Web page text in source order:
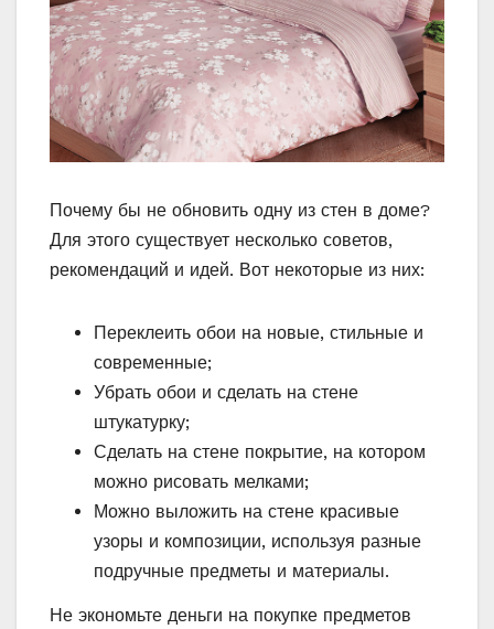
Почему бы не обновить одну из стен в доме?
Для этого существует несколько советов,
рекомендаций и идей. Вот некоторые из них:
Переклеить обои на новые, стильные и
современные;
Убрать обои и сделать на стене
штукатурку;
Сделать на стене покрытие, на котором
можно рисовать мелками;
Можно выложить на стене красивые
узоры и композиции, используя разные
подручные предметы и материалы.
Не экономьте деньги на покупке предметов